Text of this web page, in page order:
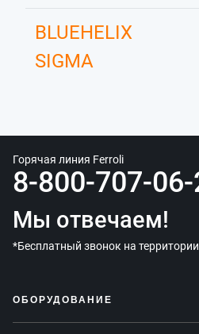
BLUEHELIX
SIGMA
Горячая линия Ferroli
8-800-707-
Мы отвечаем!
*Бесплатный звонок на
ОБОРУДОВАНИЕ